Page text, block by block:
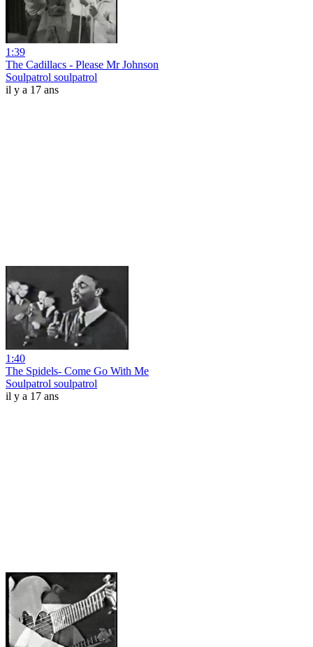
1:39
The Cadillacs - Please Mr Johnson
Soulpatrol soulpatrol
il y a 17 ans
1:40
The Spidels- Come Go With Me
Soulpatrol soulpatrol
il y a 17 ans